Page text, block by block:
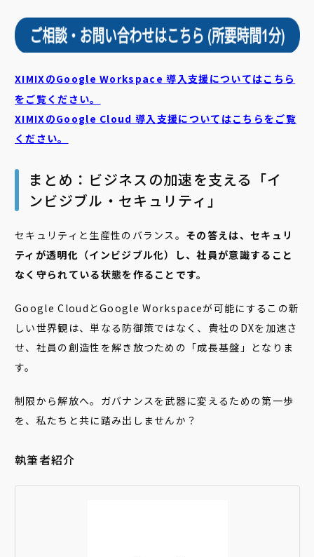
XIMIXのGoogle Workspace 導入支援についてはこちら
をご覧ください。
XIMIXのGoogle Cloud 導入支援についてはこちらをご覧
ください。
まとめ：ビジネスの加速を支える「イ
ンビジブル・セキュリティ」
セキュリティと生産性のバランス。 その答えは、セキュリ
ティが透明化（インビジブル化）し、社員が意識すること
なく守られている状態を作ることです。
Google CloudとGoogle Workspaceが可能にするこの新
しい世界観は、単なる防御策ではなく、貴社のDXを加速さ
せ、社員の創造性を解き放つための「成長基盤」となりま
す。
制限から解放へ。ガバナンスを武器に変えるための第一歩
を、私たちと共に踏み出しませんか？
執筆者紹介